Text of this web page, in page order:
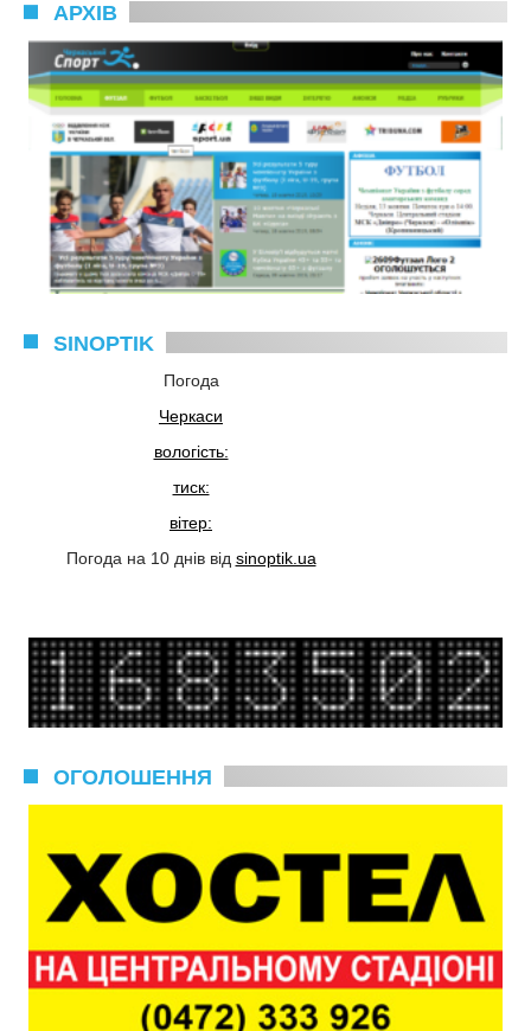
АРХІВ
SINOPTIK
Погода
Черкаси
вологість:
тиск:
вітер:
Погода на 10 днів від sinoptik.ua
ОГОЛОШЕННЯ